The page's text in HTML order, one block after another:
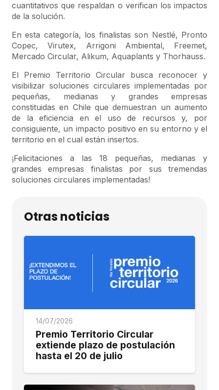
cuantitativos que respaldan o verifican los impactos
de la solución.
En esta categoría, los finalistas son Nestlé, Pronto
Copec, Virutex, Arrigoni Ambiental, Freemet,
Mercado Circular, Alikum, Aquaplants y Thorhauss.
El Premio Territorio Circular busca reconocer y
visibilizar soluciones circulares implementadas por
pequeñas, medianas y grandes empresas
constituidas en Chile que demuestran un aumento
de la eficiencia en el uso de recursos y, por
consiguiente, un impacto positivo en su entorno y el
territorio en el cual están insertos.
¡Felicitaciones a las 18 pequeñas, medianas y
grandes empresas finalistas por sus tremendas
soluciones circulares implementadas!
Otras noticias
14/07/2026
Premio Territorio Circular
extiende plazo de postulación
hasta el 20 de julio